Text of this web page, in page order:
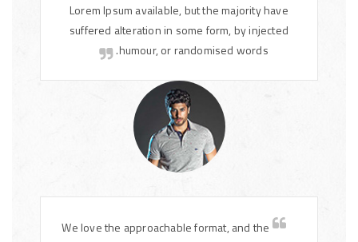
Lorem Ipsum available, but the majority have
suffered alteration in some form, by injected
humour, or randomised words.
We love the approachable format, and the